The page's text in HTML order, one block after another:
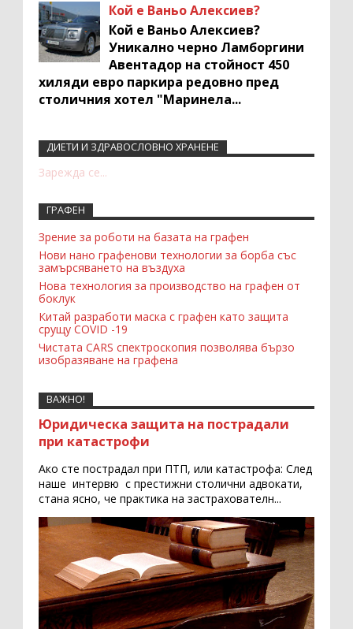
Кой е Ваньо Алексиев?
Кой е Ваньо Алексиев?
Уникално черно Ламборгини
Авентадор на стойност 450
хиляди евро паркира редовно пред
столичния хотел "Маринела...
Recent Comments Widget
ДИЕТИ И ЗДРАВОСЛОВНО ХРАНЕНЕ
Зарежда се...
ГРАФЕН
Зрение за роботи на базата на графен
Нови нано графенови технологии за борба със
замърсяването на въздуха
Нова технология за производство на графен от
боклук
Китай разработи маска с графен като защита
срущу COVID -19
Чистата CARS спектроскопия позволява бързо
изобразяване на графена
ВАЖНО!
Юридическа защита на пострадали
при катастрофи
Ако сте пострадал при ПТП, или катастрофа: След
наше интервю с престижни столични адвокати,
стана ясно, че практика на застрахователн...